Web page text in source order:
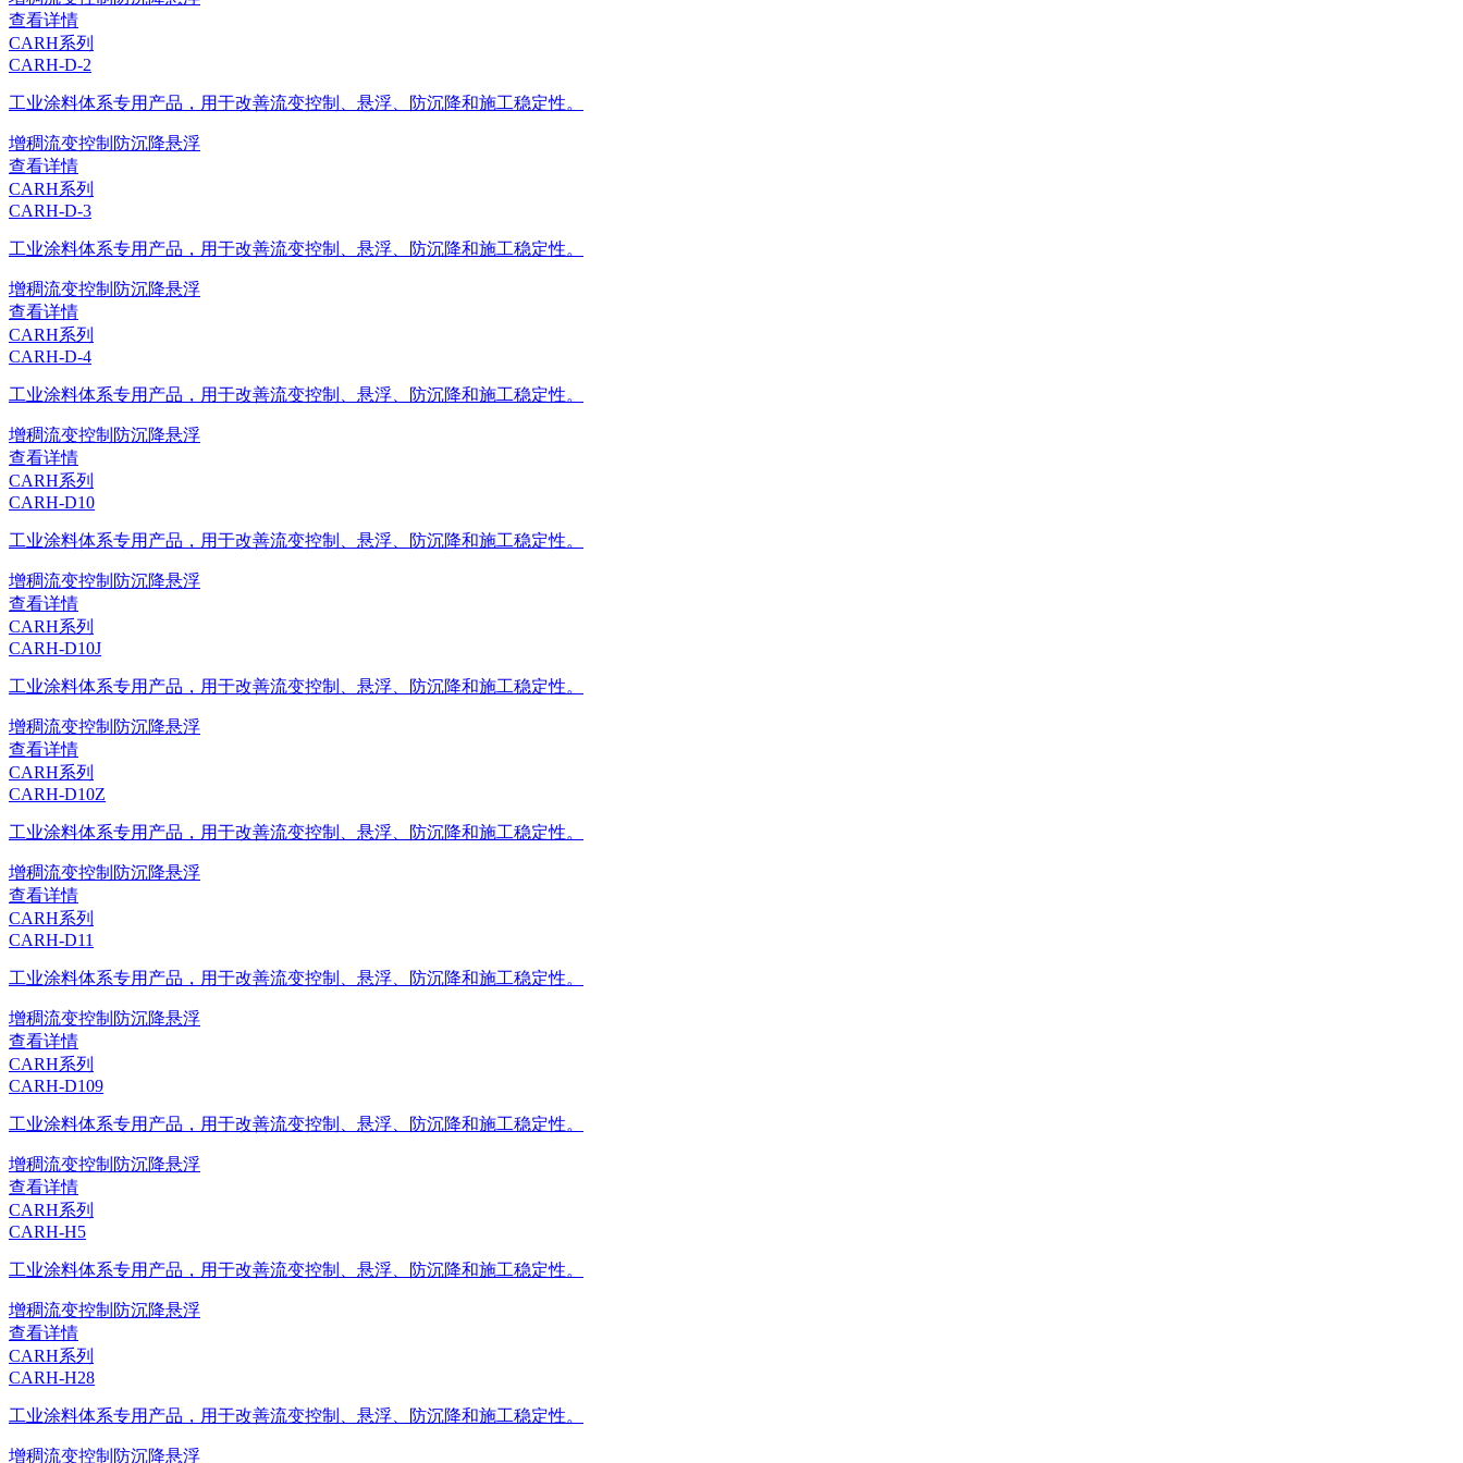
查看详情
CARH系列
CARH-D-2
工业涂料体系专用产品，用于改善流变控制、悬浮、防沉降和施工稳定性。
增稠流变控制 防沉降悬浮
查看详情
CARH系列
CARH-D-3
工业涂料体系专用产品，用于改善流变控制、悬浮、防沉降和施工稳定性。
增稠流变控制 防沉降悬浮
查看详情
CARH系列
CARH-D-4
工业涂料体系专用产品，用于改善流变控制、悬浮、防沉降和施工稳定性。
增稠流变控制 防沉降悬浮
查看详情
CARH系列
CARH-D10
工业涂料体系专用产品，用于改善流变控制、悬浮、防沉降和施工稳定性。
增稠流变控制 防沉降悬浮
查看详情
CARH系列
CARH-D10J
工业涂料体系专用产品，用于改善流变控制、悬浮、防沉降和施工稳定性。
增稠流变控制 防沉降悬浮
查看详情
CARH系列
CARH-D10Z
工业涂料体系专用产品，用于改善流变控制、悬浮、防沉降和施工稳定性。
增稠流变控制 防沉降悬浮
查看详情
CARH系列
CARH-D11
工业涂料体系专用产品，用于改善流变控制、悬浮、防沉降和施工稳定性。
增稠流变控制 防沉降悬浮
查看详情
CARH系列
CARH-D109
工业涂料体系专用产品，用于改善流变控制、悬浮、防沉降和施工稳定性。
增稠流变控制 防沉降悬浮
查看详情
CARH系列
CARH-H5
工业涂料体系专用产品，用于改善流变控制、悬浮、防沉降和施工稳定性。
增稠流变控制 防沉降悬浮
查看详情
CARH系列
CARH-H28
工业涂料体系专用产品，用于改善流变控制、悬浮、防沉降和施工稳定性。
增稠流变控制 防沉降悬浮